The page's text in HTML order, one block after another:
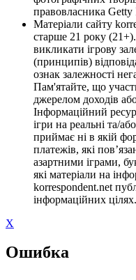
правовласника Getty
Матеріали сайту
старше 21 року
викликати ігрову
(принципів)
ознак залежності
Пам'ятайте, що
джерелом доходів
Інформаційний
ігри на реальні та/
приймає ні в якій
платежів, які
азартними іграми,
які матеріали на
korrespondent.net
інформаційних цілях.
X
Ошибка